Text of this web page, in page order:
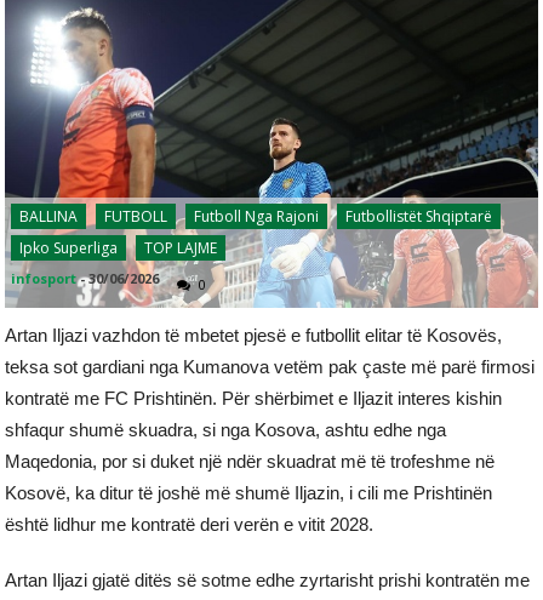
BALLINA FUTBOLL Futboll Nga Rajoni
Futbollistët Shqiptarë
Ipko Superliga
TOP LAJME
infosport -30/06/2026 0
Artan Iljazi vazhdon të mbetet pjesë e futbollit elitar të Kosovës,
teksa sot gardiani nga Kumanova vetëm pak çaste më parë firmosi
kontratë me FC Prishtinën. Për shërbimet e Iljazit interes kishin
shfaqur shumë skuadra, si nga Kosova, ashtu edhe nga
Maqedonia, por si duket një ndër skuadrat më të trofeshme në
Kosovë, ka ditur të joshë më shumë Iljazin, i cili me Prishtinën
është lidhur me kontratë deri verën e vitit 2028.
Artan Iljazi gjatë ditës së sotme edhe zyrtarisht prishi kontratën me